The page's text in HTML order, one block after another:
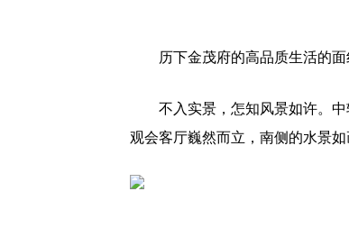
历下金茂府的高品质生活的面
不入实景，怎知风景如许。
观会客厅巍然而立，南侧的水景如